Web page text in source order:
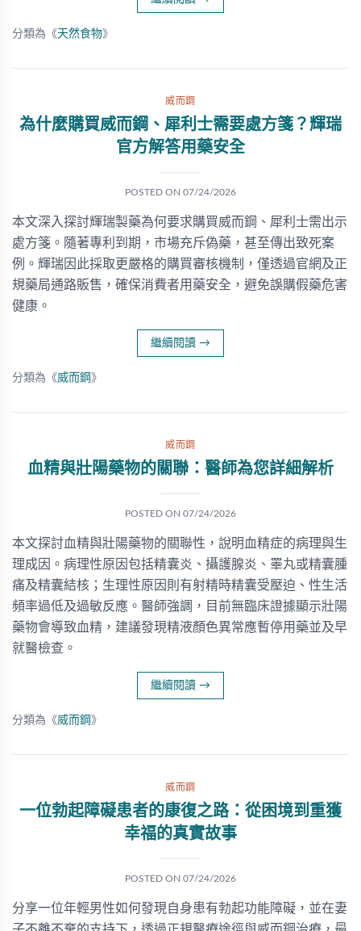
分類為《天然食物》
威而鋼
為什麼購買威而鋼、犀利士需要處方箋？輝瑞
官方解答用藥安全
POSTED ON 07/24/2026
本文深入探討輝瑞製藥為何要求購買威而鋼、犀利士需出示
處方箋。隨著專利到期，市場充斥偽藥，甚至傳出致死案
例。輝瑞因此採取更嚴格的購買審核機制，僅透過官網及正
規藥局通路販售，確保消費者用藥安全，避免誤購假藥危害
健康。
繼續閱讀 →
分類為《威而鋼 》
威而鋼
血精與壯陽藥物的關聯：醫師為您詳細解析
POSTED ON 07/24/2026
本文探討血精與壯陽藥物的關聯性，說明血精症的病理與生
理成因。病理性原因包括精囊炎、攝護腺炎、睪丸或精囊腫
痛及精囊結核；生理性原因則有射精時精囊受壓迫、性生活
頻率過低及過敏反應。醫師強調，目前無臨床證據顯示壯陽
藥物會導致血精，建議發現精液顏色異常應暫停用藥並及早
就醫檢查。
繼續閱讀 →
分類為《威而鋼 》
威而鋼
一位勃起障礙患者的康復之路：從困境到重獲
幸福的真實故事
POSTED ON 07/24/2026
分享一位年輕男性如何發現自身患有勃起功能障礙，並在妻